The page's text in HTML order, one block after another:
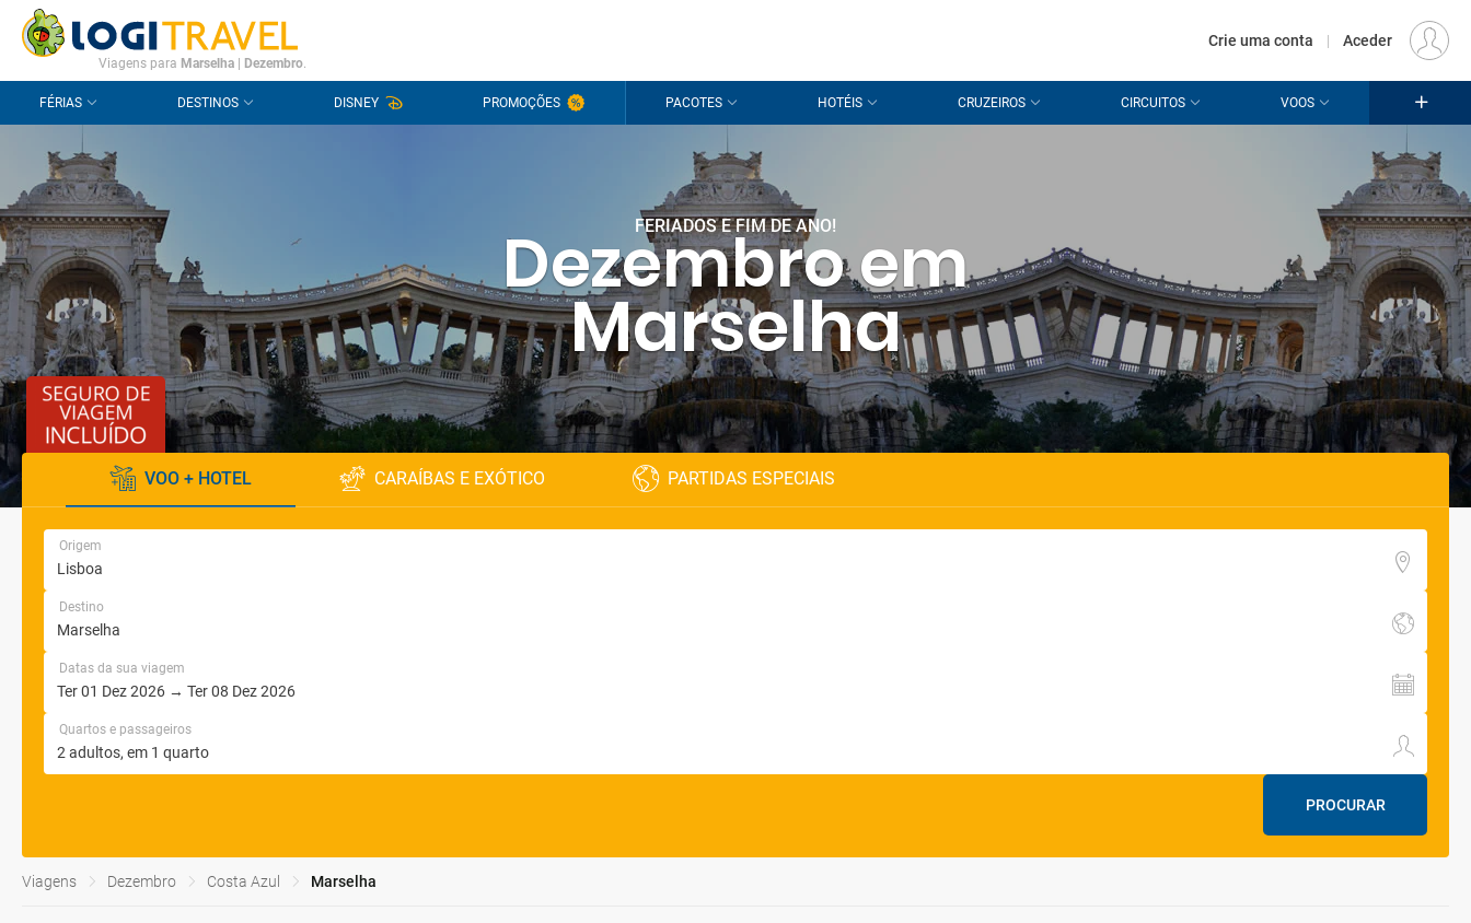
CONTACTO PERGUNTAS FREQUENTES EUR
Viagens para Marselha Dezembro.
Crie uma conta | Aceder
FÉRIAS DESTINOS DISNEY PROMOÇÕES PACOTES HOTÉIS CRUZEIROS CIRCUITOS VOOS
FERIADOS E FIM DE ANO!
Dezembro em
Marselha
VOO + HOTEL CARAÍBAS E EXÓTICO PARTIDAS ESPECIAIS
Origem
Destino
Datas da sua viagem
Quartos e passageiros
PROCURAR
Viagens Dezembro Costa Azul Marselha